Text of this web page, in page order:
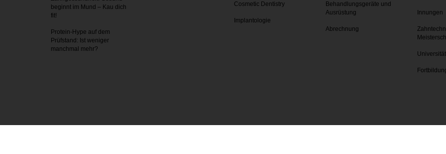
beginnt im Mund – Kau dich
fit!
Protein-Hype auf dem
Prüfstand: Ist weniger
manchmal mehr?
Cosmetic Dentistry
Implantologie
Behandlungsgeräte und
Ausrüstung
Abrechnung
Innungen